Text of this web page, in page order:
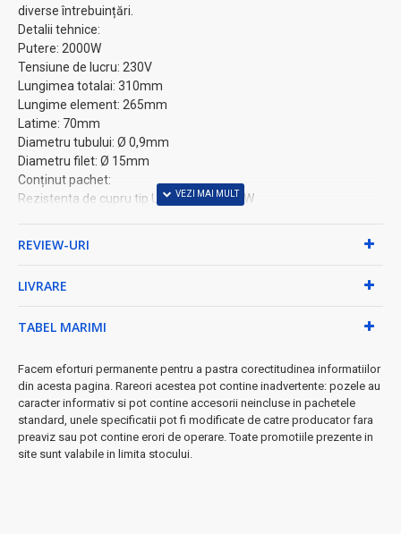
diverse întrebuințări.
Detalii tehnice:
Putere: 2000W
Tensiune de lucru: 230V
Lungimea totalai: 310mm
Lungime element: 265mm
Latime: 70mm
Diametru tubului: Ø 0,9mm
Diametru filet: Ø 15mm
Conținut pachet:
Rezistenta de cupru tip U cu piulite 2000W
REVIEW-URI
LIVRARE
TABEL MARIMI
Facem eforturi permanente pentru a pastra corectitudinea informatiilor
din acesta pagina. Rareori acestea pot contine inadvertente: pozele au
caracter informativ si pot contine accesorii neincluse in pachetele
standard, unele specificatii pot fi modificate de catre producator fara
preaviz sau pot contine erori de operare. Toate promotiile prezente in
site sunt valabile in limita stocului.